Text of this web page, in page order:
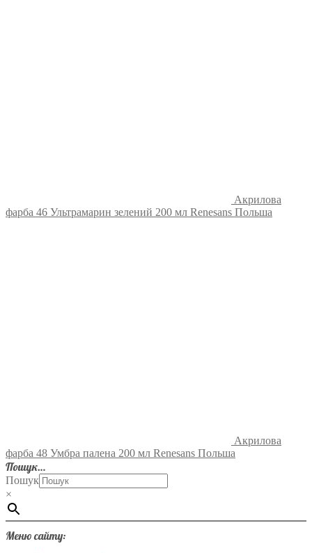
Акрилова
фарба 46 Ультрамарин зелений 200 мл Renesans Польша
Акрилова
фарба 48 Умбра палена 200 мл Renesans Польша
Пошук…
Пошук
×
Меню сайту: